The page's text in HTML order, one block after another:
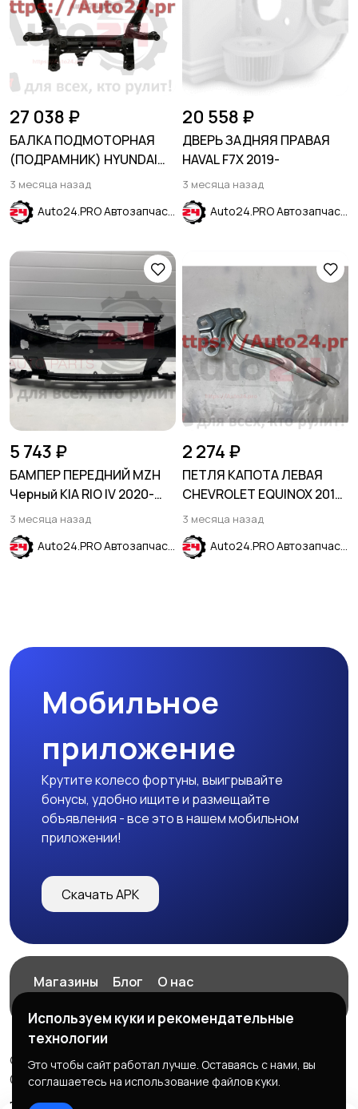
27 038 ₽
БАЛКА ПОДМОТОРНАЯ
(ПОДРАМНИК) HYUNDAI
GRANDEUR 2005-2011
3 месяца назад
Auto24.PRO Автозапчасти
20 558 ₽
ДВЕРЬ ЗАДНЯЯ ПРАВАЯ
HAVAL F7X 2019-
3 месяца назад
Auto24.PRO Автозапчасти
5 743 ₽
БАМПЕР ПЕРЕДНИЙ MZH
Черный KIA RIO IV 2020-
2024
3 месяца назад
Auto24.PRO Автозапчасти
2 274 ₽
ПЕТЛЯ КАПОТА ЛЕВАЯ
CHEVROLET EQUINOX 2017-
2023
3 месяца назад
Auto24.PRO Автозапчасти
Мобильное
приложение
Крутите колесо фортуны, выигрывайте
бонусы, удобно ищите и размещайте
объявления - все это в нашем мобильном
приложении!
Скачать APK
Магазины Блог
О нас
© 2026 ExZz.ru - Маркетплейс Экспресс Заказ
ООО "ЭКЗЗ", ОГРН: 888333777444
Используем куки и рекомендательные
технологии
Это чтобы сайт работал лучше. Оставаясь с нами, вы
соглашаетесь на использование файлов куки.